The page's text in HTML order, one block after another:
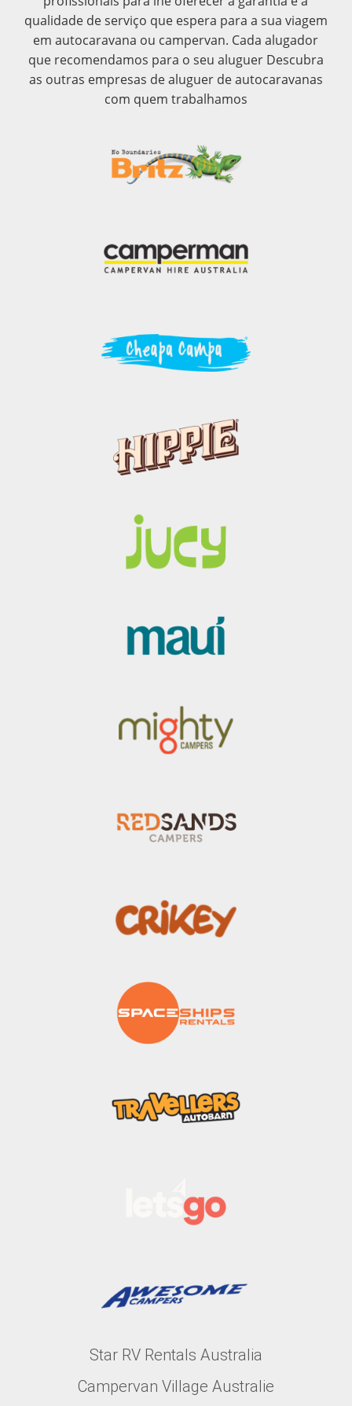
qualidade de serviço que espera para a sua viagem
em autocaravana ou campervan. Cada alugador
que recomendamos para o seu aluguer Descubra
as outras empresas de aluguer de autocaravanas
com quem trabalhamos
Star RV Rentals Australia
Campervan Village Australie